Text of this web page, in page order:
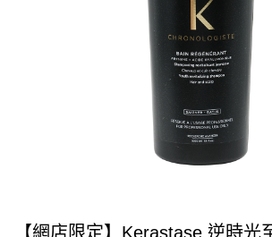
【網店限定】Kerastase 逆時光